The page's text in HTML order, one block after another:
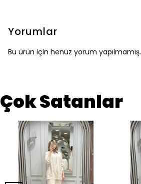
Yorumlar
Bu ürün için henüz yorum yapılmamış.
Çok Satanlar